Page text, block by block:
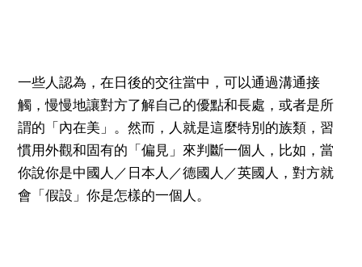
一些人認為，在日後的交往當中，可以通過溝通接
觸，慢慢地讓對方了解自己的優點和長處，或者是所
謂的「內在美」。然而，人就是這麼特別的族類，習
慣用外觀和固有的「偏見」來判斷一個人，比如，當
你說你是中國人／日本人／德國人／英國人，對方就
會「假設」你是怎樣的一個人。